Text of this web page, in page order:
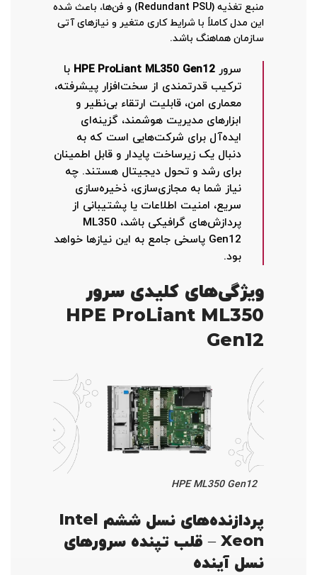
منبع تغذیه (Redundant PSU) و فن‌ها، باعث شده
این مدل کاملاً با شرایط کاری متغیر و نیازهای آتی
سازمان هماهنگ باشد.
سرور HPE ProLiant ML350 Gen12 با
ترکیب قدرتمندی از سخت‌افزار پیشرفته،
معماری امن، قابلیت ارتقاء بی‌نظیر و
ابزارهای مدیریت هوشمند، گزینه‌ای
ایده‌آل برای شرکت‌هایی است که به
دنبال یک زیرساخت پایدار و قابل اطمینان
برای رشد و تحول دیجیتال هستند. چه
نیاز شما به مجازی‌سازی، ذخیره‌سازی
سریع، امنیت اطلاعات یا پشتیبانی از
پردازش‌های گرافیکی باشد، ML350
Gen12 پاسخی جامع به این نیازها خواهد
بود.
ویژگی‌های کلیدی سرور
HPE ProLiant ML350
Gen12
HPE ML350 Gen12
پردازنده‌های نسل ششم Intel
Xeon – قلب تپنده سرورهای
نسل آینده